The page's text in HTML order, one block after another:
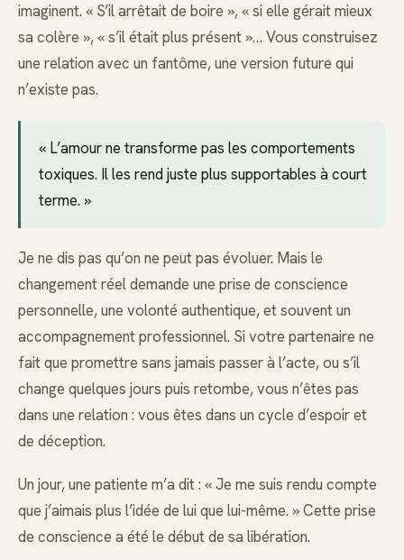
imaginent. « S’il arrêtait de boire », « si elle gérait mieux
sa colère », « s’il était plus présent »… Vous construisez
une relation avec un fantôme, une version future qui
n’existe pas.
« L’amour ne transforme pas les comportements
toxiques. Il les rend juste plus supportables à court
terme. »
Je ne dis pas qu’on ne peut pas évoluer. Mais le
changement réel demande une prise de conscience
personnelle, une volonté authentique, et souvent un
accompagnement professionnel. Si votre partenaire ne
fait que promettre sans jamais passer à l’acte, ou s’il
change quelques jours puis retombe, vous n’êtes pas
dans une relation : vous êtes dans un cycle d’espoir et
de déception.
Un jour, une patiente m’a dit : « Je me suis rendu compte
que j’aimais plus l’idée de lui que lui-même. » Cette prise
de conscience a été le début de sa libération.